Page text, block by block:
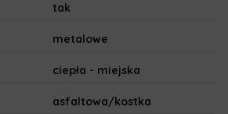
tak
metalowe
ciepła - miejska
asfaltowa/kostka